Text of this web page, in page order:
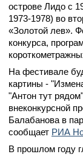
острове Лидо с
1973-1978) во
«Золотой лев».
конкурса,
На фестивале
картины -
"Антон тут
внеконкурсной
Балабанова в
сообщает РИА
В прошлом году